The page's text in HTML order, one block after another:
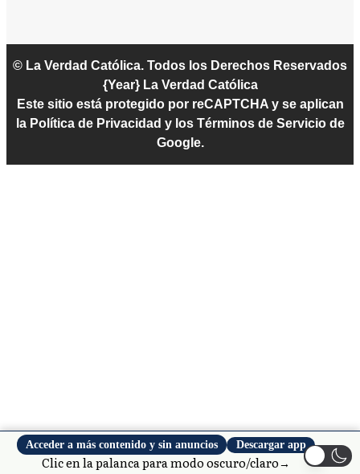
© La Verdad Católica. Todos los Derechos Reservados
{Year} La Verdad Católica
Este sitio está protegido por reCAPTCHA y se aplican
la Política de Privacidad y los Términos de Servicio de
Google.
Acceder a más contenido y sin anuncios Descargar app
Clic en la palanca para modo oscuro/claro→